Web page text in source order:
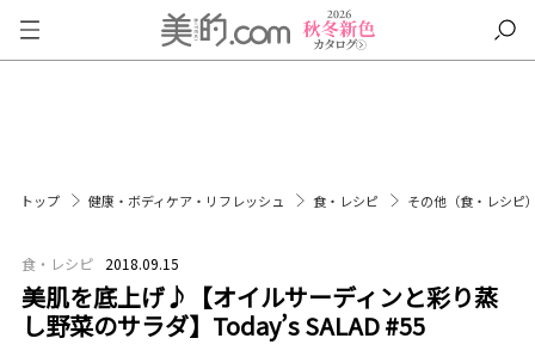
トップ 健康・ボディケア・リフレッシュ 食・レシピ その他（食・レシピ
食・レシピ 2018.09.15
美肌を底上げ♪【オイルサーディンと彩り蒸
し野菜のサラダ】Today’s SALAD #55